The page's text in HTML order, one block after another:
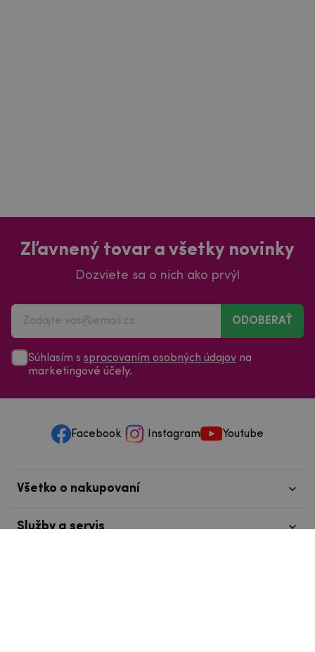
Zľavnený tovar a všetky novinky
Dozviete sa o nich ako prvý!
ODOBERAŤ
Súhlasím s spracovaním osobných údajov na
marketingové účely.
Facebook Instagram Youtube
Všetko o nakupovaní
Služby a servis